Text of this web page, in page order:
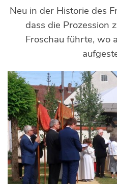
Neu in der Historie des
dass die Prozession
Froschau führte, wo